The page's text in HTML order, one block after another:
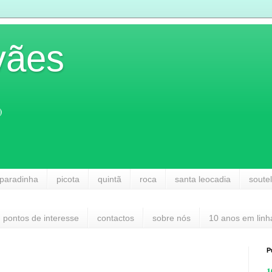
picota quintã roca santa leocadia
pontos de interesse contactos sobre nós 10 anos em